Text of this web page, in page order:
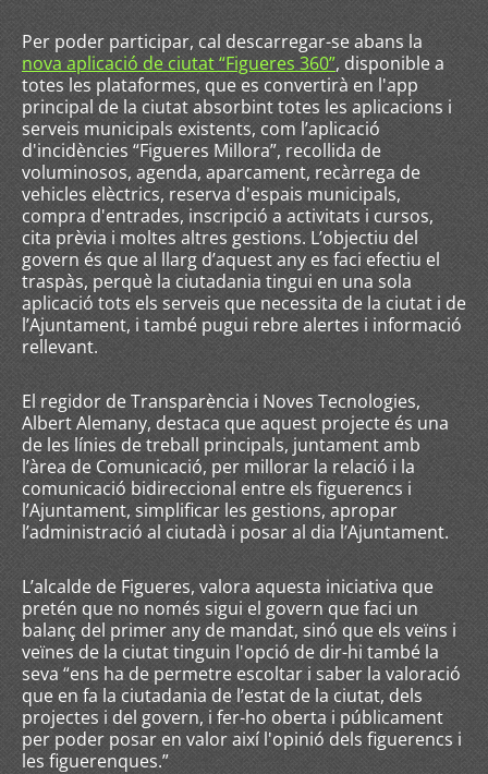
Per poder participar, cal descarregar-se abans la
nova aplicació de ciutat “Figueres 360”, disponible a
totes les plataformes, que es convertirà en l'app
principal de la ciutat absorbint totes les aplicacions i
serveis municipals existents, com l’aplicació
d'incidències “Figueres Millora”, recollida de
voluminosos, agenda, aparcament, recàrrega de
vehicles elèctrics, reserva d'espais municipals,
compra d'entrades, inscripció a activitats i cursos,
cita prèvia i moltes altres gestions. L’objectiu del
govern és que al llarg d’aquest any es faci efectiu el
traspàs, perquè la ciutadania tingui en una sola
aplicació tots els serveis que necessita de la ciutat i de
l’Ajuntament, i també pugui rebre alertes i informació
rellevant.
El regidor de Transparència i Noves Tecnologies,
Albert Alemany, destaca que aquest projecte és una
de les línies de treball principals, juntament amb
l’àrea de Comunicació, per millorar la relació i la
comunicació bidireccional entre els figuerencs i
l’Ajuntament, simplificar les gestions, apropar
l’administració al ciutadà i posar al dia l’Ajuntament.
L’alcalde de Figueres, valora aquesta iniciativa que
pretén que no només sigui el govern que faci un
balanç del primer any de mandat, sinó que els veïns i
veïnes de la ciutat tinguin l'opció de dir-hi també la
seva “ens ha de permetre escoltar i saber la valoració
que en fa la ciutadania de l’estat de la ciutat, dels
projectes i del govern, i fer-ho oberta i públicament
per poder posar en valor així l'opinió dels figuerencs i
les figuerenques.”